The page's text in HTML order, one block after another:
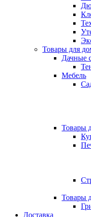
Товары для
Дачные
Мебель
Товары
Товары
Доставка